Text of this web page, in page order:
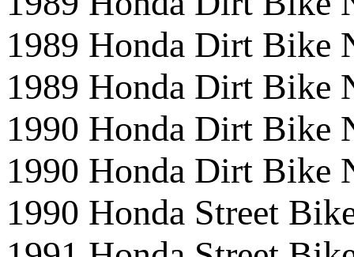
1989 Honda Dirt
1989 Honda Dirt Bike
1990 Honda Dirt
1990 Honda Dirt Bike
1990 Honda Street